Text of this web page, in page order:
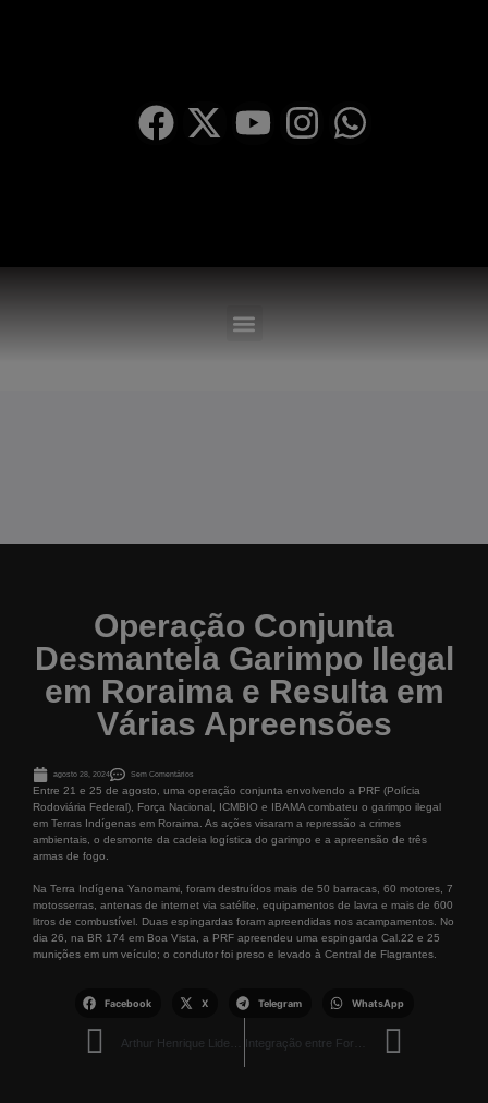
Operação Conjunta
Desmantela Garimpo Ilegal
em Roraima e Resulta em
Várias Apreensões
agosto 28, 2024 Sem Comentários
Entre 21 e 25 de agosto, uma operação conjunta envolvendo a PRF (Polícia
Rodoviária Federal), Força Nacional, ICMBIO e IBAMA combateu o garimpo ilegal
em Terras Indígenas em Roraima. As ações visaram a repressão a crimes
ambientais, o desmonte da cadeia logística do garimpo e a apreensão de três
armas de fogo.
Na Terra Indígena Yanomami, foram destruídos mais de 50 barracas, 60 motores, 7
motosserras, antenas de internet via satélite, equipamentos de lavra e mais de 600
litros de combustível. Duas espingardas foram apreendidas nos acampamentos. No
dia 26, na BR 174 em Boa Vista, a PRF apreendeu uma espingarda Cal.22 e 25
munições em um veículo; o condutor foi preso e levado à Central de Flagrantes.
Facebook X Telegram WhatsApp